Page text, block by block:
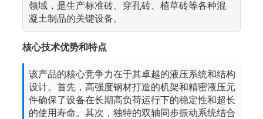
领域，是生产标准砖、穿孔砖、植草砖等各种混
凝土制品的关键设备。
核心技术优势和特点
该产品的核心竞争力在于其卓越的液压系统和结构
设计。首先，高强度钢材打造的机架和精密液压元
件确保了设备在长期高负荷运行下的稳定性和超长
的使用寿命。其次，独特的双轴同步振动系统结合